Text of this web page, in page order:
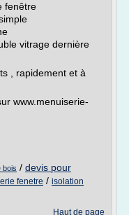
fenêtre
vitrage dernière
, rapidement et à
www.menuiserie-
bois / devis pour
fenetre / isolation
Haut de page